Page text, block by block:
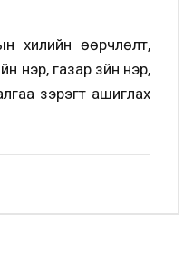
хилийн өөрчлөлт,
нэр, газар зүйн нэр,
зэрэгт ашиглах